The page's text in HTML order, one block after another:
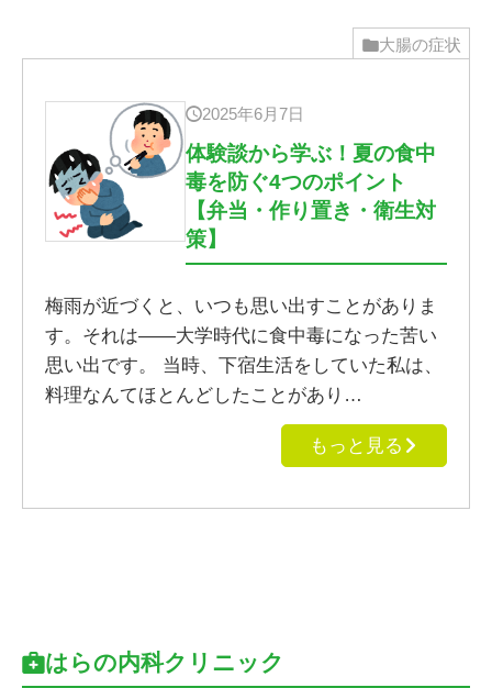
大腸の症状
2025年6月7日
体験談から学ぶ！夏の食中
毒を防ぐ4つのポイント
【弁当・作り置き・衛生対
策】
梅雨が近づくと、いつも思い出すことがありま
す。それは――大学時代に食中毒になった苦い
思い出です。 当時、下宿生活をしていた私は、
料理なんてほとんどしたことがあり…
もっと見る
はらの内科クリニック